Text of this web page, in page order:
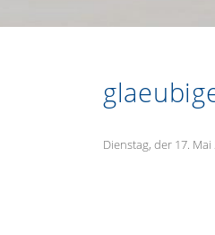
Veröffentlicht
Dienstag, der 17. Mai